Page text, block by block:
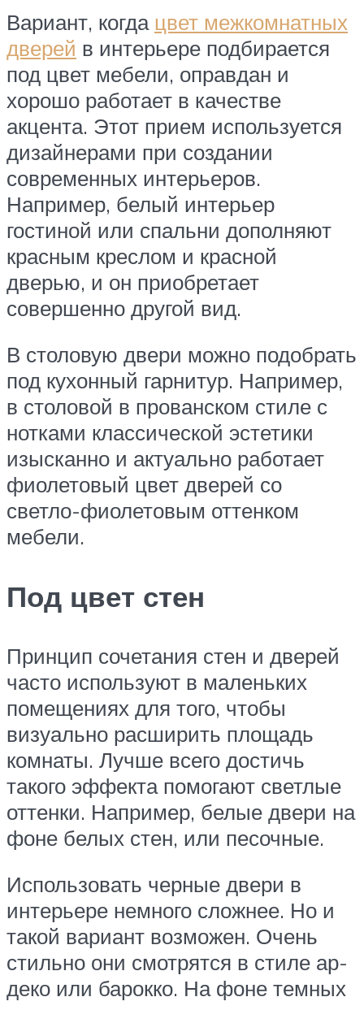
Вариант, когда цвет межкомнатных
дверей в интерьере подбирается
под цвет мебели, оправдан и
хорошо работает в качестве
акцента. Этот прием используется
дизайнерами при создании
современных интерьеров.
Например, белый интерьер
гостиной или спальни дополняют
красным креслом и красной
дверью, и он приобретает
совершенно другой вид.
В столовую двери можно подобрать
под кухонный гарнитур. Например,
в столовой в прованском стиле с
нотками классической эстетики
изысканно и актуально работает
фиолетовый цвет дверей со
светло-фиолетовым оттенком
мебели.
Под цвет стен
Принцип сочетания стен и дверей
часто используют в маленьких
помещениях для того, чтобы
визуально расширить площадь
комнаты. Лучше всего достичь
такого эффекта помогают светлые
оттенки. Например, белые двери на
фоне белых стен, или песочные.
Использовать черные двери в
интерьере немного сложнее. Но и
такой вариант возможен. Очень
стильно они смотрятся в стиле ар-
деко или барокко. На фоне темных